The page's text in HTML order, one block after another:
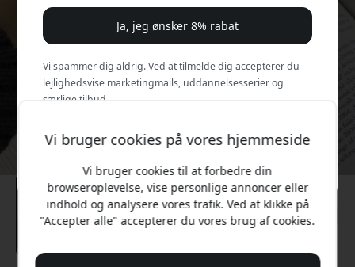
Vi bruger cookies på vores hjemmeside
Vi bruger cookies til at forbedre din
browseroplevelse, vise personlige annoncer eller
indhold og analysere vores trafik. Ved at klikke på
"Accepter alle" accepterer du vores brug af cookies.
Ja, jeg ønsker 8% rabat
Vi spammer dig aldrig. Ved at tilmelde dig accepterer du
lejlighedsvise marketingmails, uddannelsesserier og
særlige tilbud.
Nej, jeg vil hellere betale fuld pris.